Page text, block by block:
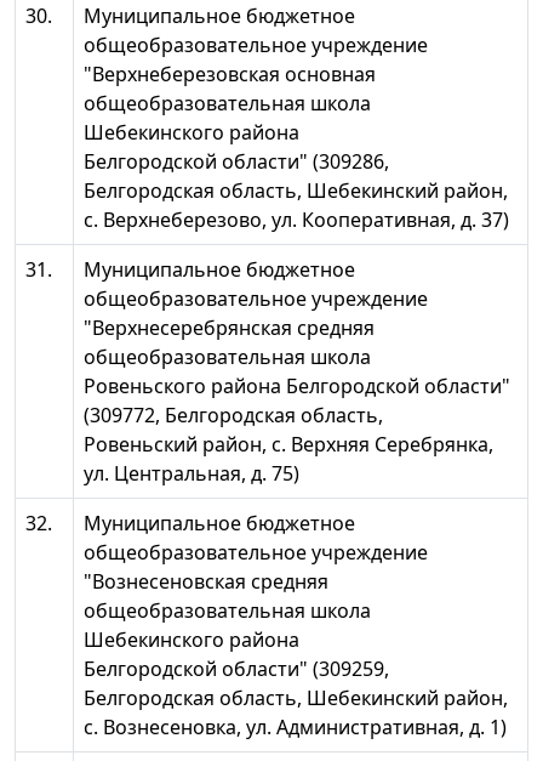
30.
Муниципальное бюджетное
общеобразовательное учреждение
"Верхнеберезовская основная
общеобразовательная школа
Шебекинского района
Белгородской области" (309286,
Белгородская область, Шебекинский район,
с. Верхнеберезово, ул. Кооперативная, д. 37)
31.
Муниципальное бюджетное
общеобразовательное учреждение
"Верхнесеребрянская средняя
общеобразовательная школа
Ровеньского района Белгородской области"
(309772, Белгородская область,
Ровеньский район, с. Верхняя Серебрянка,
ул. Центральная, д. 75)
32.
Муниципальное бюджетное
общеобразовательное учреждение
"Вознесеновская средняя
общеобразовательная школа
Шебекинского района
Белгородской области" (309259,
Белгородская область, Шебекинский район,
с. Вознесеновка, ул. Административная, д. 1)